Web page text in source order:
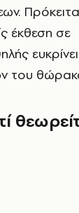
έκθεση σε
του